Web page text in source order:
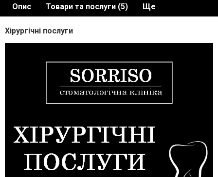
Опис Товари та послуги (5) Ще
Хірургічні послуги